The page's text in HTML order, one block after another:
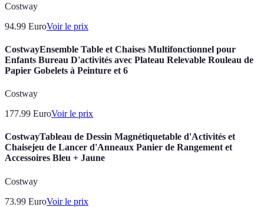
Costway
94.99 EuroVoir le prix
CostwayEnsemble Table et Chaises Multifonctionnel pour
Enfants Bureau D'activités avec Plateau Relevable Rouleau de
Papier Gobelets à Peinture et 6
Costway
177.99 EuroVoir le prix
CostwayTableau de Dessin Magnétiquetable d'Activités et
Chaisejeu de Lancer d'Anneaux Panier de Rangement et
Accessoires Bleu + Jaune
Costway
73.99 EuroVoir le prix